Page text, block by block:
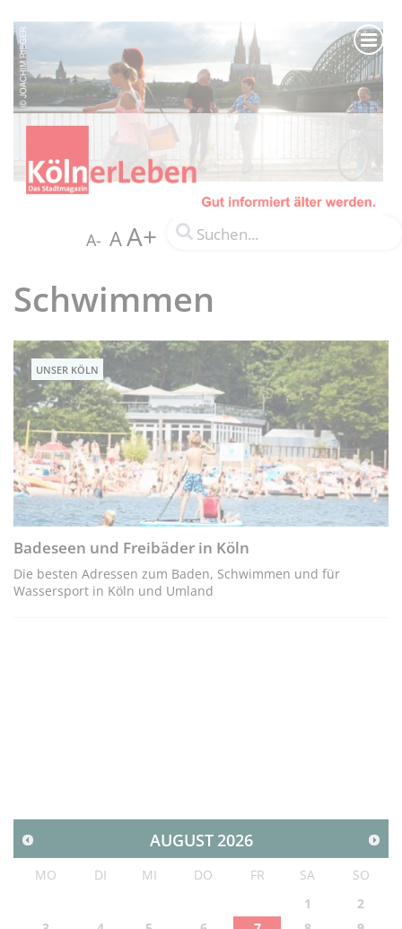
A- AA+
Schwimmen
UNSER KÖLN
Badeseen und Freibäder in Köln
Die besten Adressen zum Baden, Schwimmen und für
Wassersport in Köln und Umland
AUGUST2026
MO DI MI DO FR SA
SO
1
2